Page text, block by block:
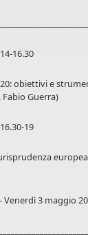
16.30
obiettivi e
Guerra)
19
3 maggio